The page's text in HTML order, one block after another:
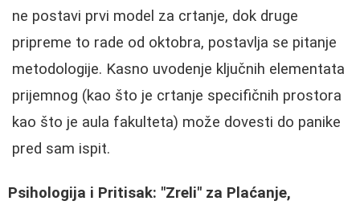
ne postavi prvi model za crtanje, dok druge
pripreme to rade od oktobra, postavlja se pitanje
metodologije. Kasno uvodenje ključnih elementata
prijemnog (kao što je crtanje specifičnih prostora
kao što je aula fakulteta) može dovesti do panike
pred sam ispit.
Psihologija i Pritisak: "Zreli" za Plaćanje,